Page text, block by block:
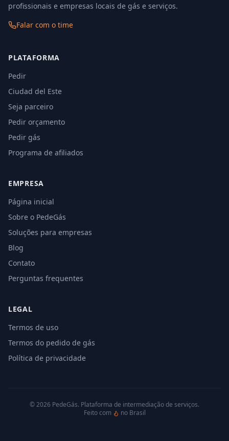
profissionais e empresas locais de gás e serviços.
Falar com o time
PLATAFORMA
Pedir
Ciudad del Este
Seja parceiro
Pedir orçamento
Pedir gás
Programa de afiliados
EMPRESA
Página inicial
Sobre o PedeGás
Soluções para empresas
Blog
Contato
Perguntas frequentes
LEGAL
Termos de uso
Termos do pedido de gás
Política de privacidade
©2026 PedeGás. Plataforma de intermediação de serviços.
Feito com
no Brasil